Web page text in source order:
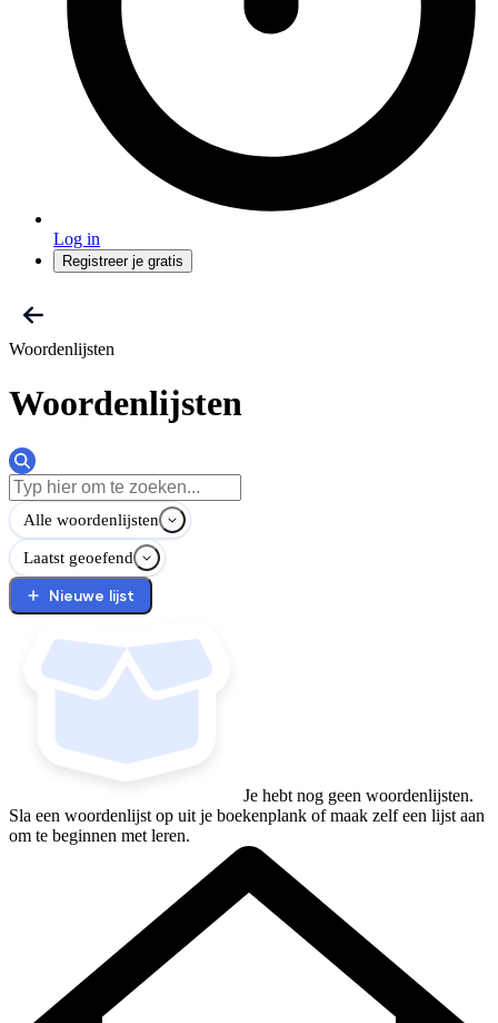
Log in
Registreer je gratis
Woordenlijsten
Woordenlijsten
Alle woordenlijsten
Laatst geoefend
Nieuwe lijst
Je hebt nog geen woordenlijsten.
Sla een woordenlijst op uit je boekenplank of maak zelf een lijst aan
om te beginnen met leren.